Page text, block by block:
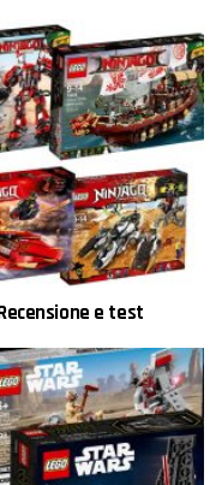
e test